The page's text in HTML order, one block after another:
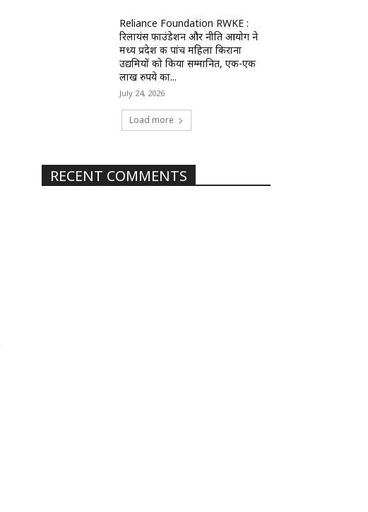
Reliance Foundation RWKE :
रिलायंस फाउंडेशन और नीति आयोग ने
मध्य प्रदेश की पांच महिला किराना
उद्यमियों को किया सम्मानित, एक-एक
लाख रुपये का...
July 24, 2026
Load more
RECENT COMMENTS